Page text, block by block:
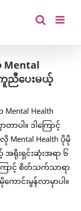
ကူညီပေးမယ့်
Health
ပါ။ ဒါကြောင့်
Health ပိုမို
ရိုးရှင်းဆုံးအရာ ၆
ောင့် စိတ်သက်သာရာ
ောင်းမွန်လာမှာပါ။